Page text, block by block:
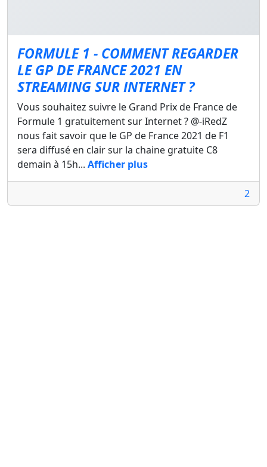
FORMULE 1 - COMMENT REGARDER
LE GP DE FRANCE 2021 EN
STREAMING SUR INTERNET ?
Vous souhaitez suivre le Grand Prix de France de
Formule 1 gratuitement sur Internet ? @-iRedZ
nous fait savoir que le GP de France 2021 de F1
sera diffusé en clair sur la chaine gratuite C8
demain à 15h... Afficher plus
2